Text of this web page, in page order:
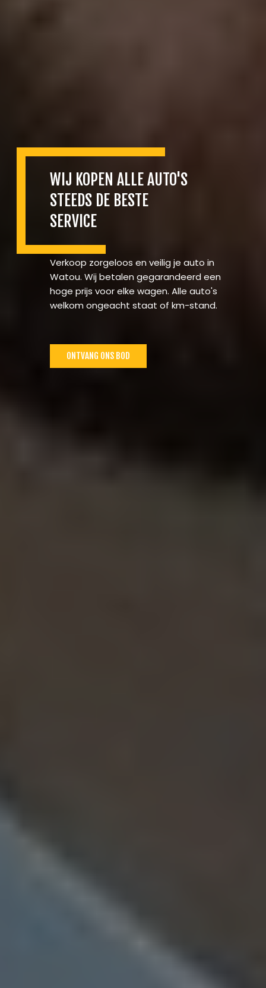
WIJ KOPEN ALLE AUTO'S
STEEDS DE BESTE
SERVICE
Verkoop zorgeloos en veilig je auto in
Watou. Wij betalen gegarandeerd een
hoge prijs voor elke wagen. Alle auto's
welkom ongeacht staat of km-stand.
ONTVANG ONS BOD